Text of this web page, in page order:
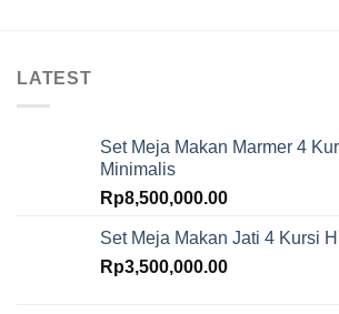
LATEST
Set Meja Makan Marmer 4
Minimalis
Rp8,500,000.00
Set Meja Makan Jati 4 Kursi
Rp3,500,000.00